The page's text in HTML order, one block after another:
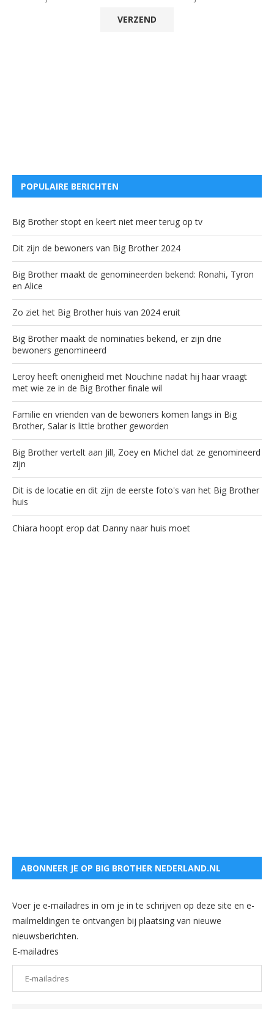
POPULAIRE BERICHTEN
Big Brother stopt en keert niet meer terug op tv
Dit zijn de bewoners van Big Brother 2024
Big Brother maakt de genomineerden bekend: Ronahi, Tyron
en Alice
Zo ziet het Big Brother huis van 2024 eruit
Big Brother maakt de nominaties bekend, er zijn drie
bewoners genomineerd
Leroy heeft onenigheid met Nouchine nadat hij haar vraagt
met wie ze in de Big Brother finale wil
Familie en vrienden van de bewoners komen langs in Big
Brother, Salar is little brother geworden
Big Brother vertelt aan Jill, Zoey en Michel dat ze genomineerd
zijn
Dit is de locatie en dit zijn de eerste foto's van het Big Brother
huis
Chiara hoopt erop dat Danny naar huis moet
ABONNEER JE OP BIG BROTHER NEDERLAND.NL
Voer je e-mailadres in om je in te schrijven op deze site en e-
mailmeldingen te ontvangen bij plaatsing van nieuwe
nieuwsberichten.
E-mailadres